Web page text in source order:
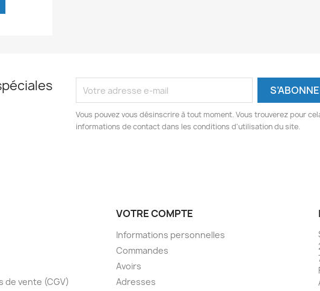
Vous pouvez vous désinscrire à tout moment. Vous trouverez pour
informations de contact dans les conditions d'utilisation du site.
de vente (CGV)
VOTRE COMPTE
Informations personnelles
Commandes
Avoirs
Adresses